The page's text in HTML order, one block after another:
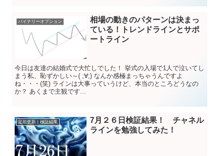
バイナリーオプション
相場の動きのパターンは決まっ
ている！トレンドラインとサポ
ートライン
今日は友達の結婚式で大忙しでした！ 挙式の入場で1人で泣いてし
まう私、恥ずかしい～( ;∀;) なんか感極まっちゃうんですよ
ね・・・(笑) ラインは大事っていうけど、本当のところどうなの
か？ あくまで主観です...
定期更新！検証結果
7月２６日検証結果！ チャネル
ラインを勉強してみた！